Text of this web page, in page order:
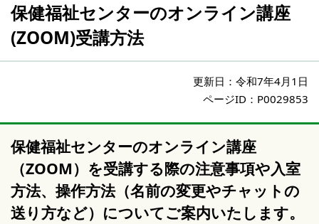
保健福祉センターのオンライン講座
(ZOOM)受講方法
更新日： 令和7年4月1日
ページID：P0029853
保健福祉センターのオンライン講座
（ZOOM）を受講する際の注意事項や入室
方法、操作方法（名前の変更やチャットの
送り方など）についてご案内いたします。